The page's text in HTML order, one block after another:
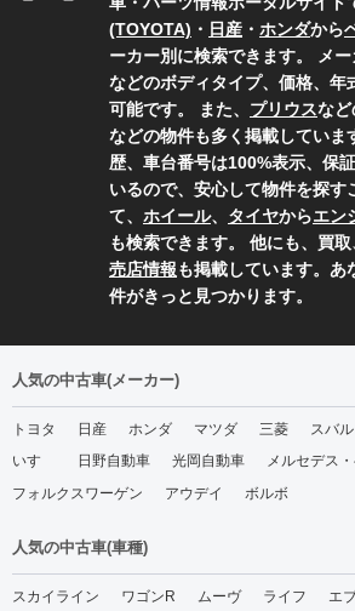
(TOYOTA) ・ 日産 ・ ホンダから
ーカー別に検索できます。 メ
などのボディタイプ、価格、年
可能です。 また、 プリウスなど
などの物件も多く掲載していま
歴、車台番号は100%表示、保
いるので、安心して物件を探す
て、 ホイール、 タイヤからエン
も検索できます。 他にも、買
売店情報も掲載しています。あ
件がきっと見つかります。
人気の中古車(メーカー)
トヨタ 日産 ホンダ マツダ 三菱 スバル
いすゞ
日野自動車 光岡自動車 メルセデス
フォルクスワーゲン
アウデイ ボルボ
人気の中古車(車種)
スカイライン ワゴンR ムーヴ ライフ エ